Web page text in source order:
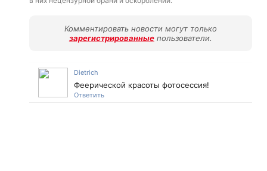
Комментировать новости могут только
зарегистрированныепользователи.
Dietrich
Феерической красоты фотосессия!
Ответить